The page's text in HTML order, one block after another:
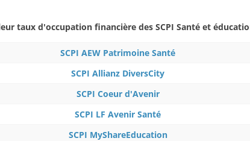
taux d'occupation financière des SCPI Santé et
SCPI AEW Patrimoine Santé
SCPI Allianz DiversCity
SCPI Coeur d'Avenir
SCPI LF Avenir Santé
SCPI MyShareEducation